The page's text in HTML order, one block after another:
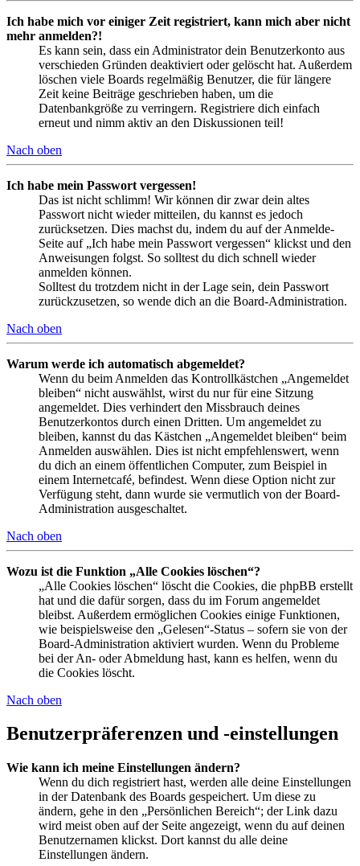
Ich habe mich vor einiger Zeit registriert, kann mich aber nicht
mehr anmelden?!
Es kann sein, dass ein Administrator dein Benutzerkonto aus
verschieden Gründen deaktiviert oder gelöscht hat. Außerdem
löschen viele Boards regelmäßig Benutzer, die für längere
Zeit keine Beiträge geschrieben haben, um die
Datenbankgröße zu verringern. Registriere dich einfach
erneut und nimm aktiv an den Diskussionen teil!
Nach oben
Ich habe mein Passwort vergessen!
Das ist nicht schlimm! Wir können dir zwar dein altes
Passwort nicht wieder mitteilen, du kannst es jedoch
zurücksetzen. Dies machst du, indem du auf der Anmelde-
Seite auf „Ich habe mein Passwort vergessen“ klickst und den
Anweisungen folgst. So solltest du dich schnell wieder
anmelden können.
Solltest du trotzdem nicht in der Lage sein, dein Passwort
zurückzusetzen, so wende dich an die Board-Administration.
Nach oben
Warum werde ich automatisch abgemeldet?
Wenn du beim Anmelden das Kontrollkästchen „Angemeldet
bleiben“ nicht auswählst, wirst du nur für eine Sitzung
angemeldet. Dies verhindert den Missbrauch deines
Benutzerkontos durch einen Dritten. Um angemeldet zu
bleiben, kannst du das Kästchen „Angemeldet bleiben“ beim
Anmelden auswählen. Dies ist nicht empfehlenswert, wenn
du dich an einem öffentlichen Computer, zum Beispiel in
einem Internetcafé, befindest. Wenn diese Option nicht zur
Verfügung steht, dann wurde sie vermutlich von der Board-
Administration ausgeschaltet.
Nach oben
Wozu ist die Funktion „Alle Cookies löschen“?
„Alle Cookies löschen“ löscht die Cookies, die phpBB erstellt
hat und die dafür sorgen, dass du im Forum angemeldet
bleibst. Außerdem ermöglichen Cookies einige Funktionen,
wie beispielsweise den „Gelesen“-Status – sofern sie von der
Board-Administration aktiviert wurden. Wenn du Probleme
bei der An- oder Abmeldung hast, kann es helfen, wenn du
die Cookies löscht.
Nach oben
Benutzerpräferenzen und -einstellungen
Wie kann ich meine Einstellungen ändern?
Wenn du dich registriert hast, werden alle deine Einstellungen
in der Datenbank des Boards gespeichert. Um diese zu
ändern, gehe in den „Persönlichen Bereich“; der Link dazu
wird meist oben auf der Seite angezeigt, wenn du auf deinen
Benutzernamen klickst. Dort kannst du alle deine
Einstellungen ändern.